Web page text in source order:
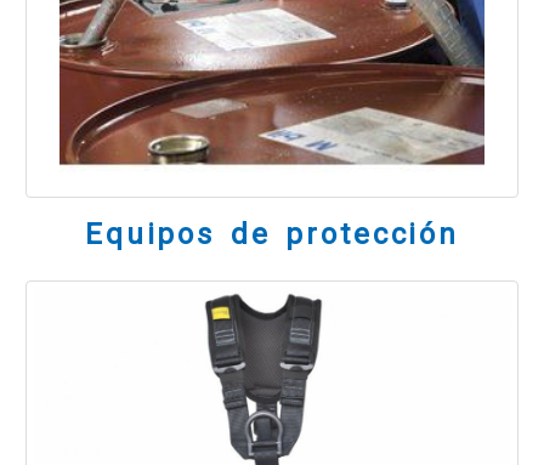
Equipos de protección